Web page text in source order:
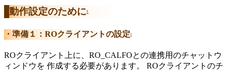
動作設定のために†
準備１：ROクライアントの設定†
ROクライアント上に、RO_CALFOとの連携用のチャットウ
ィンドウを 作成する必要があります。 ROクライアントのチ